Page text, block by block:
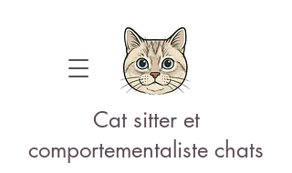
Cat sitter et
comportementaliste chats